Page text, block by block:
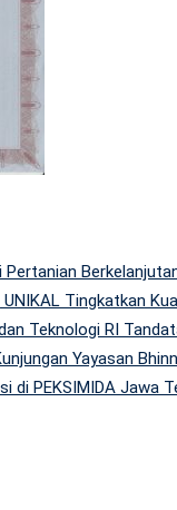
Tingkatkan
Teknologi RI
Yayasan
di PEKSIMIDA Jawa